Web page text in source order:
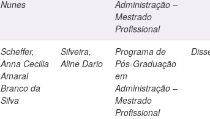
Nunes
Administração –
Mestrado
Profissional
Scheffer,
Anna Cecilia
Amaral
Branco da
Silva
Silveira,
Aline Dario
Programa de
Pós-Graduação
em
Administração –
Mestrado
Profissional